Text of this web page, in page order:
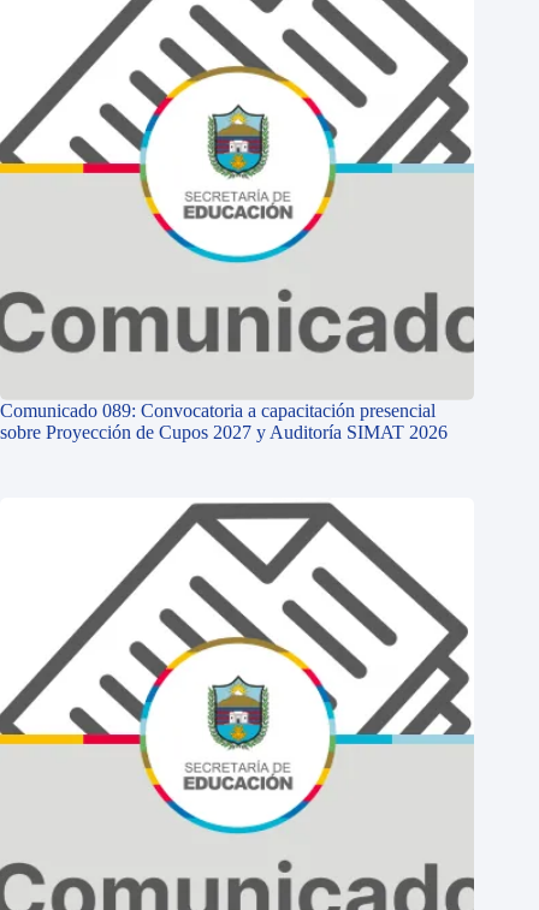
Comunicado 089: Convocatoria a capacitación presencial
sobre Proyección de Cupos 2027 y Auditoría SIMAT 2026